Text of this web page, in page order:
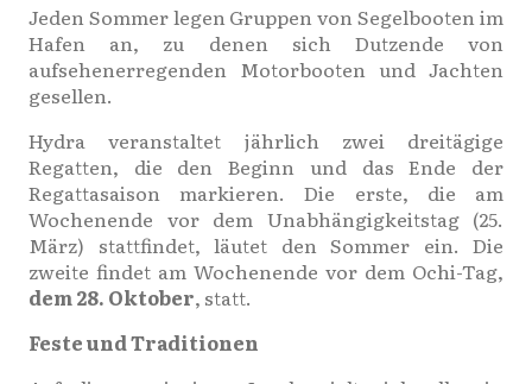
Jeden Sommer legen Gruppen von Segelbooten im
Hafen an, zu denen sich Dutzende von
aufsehenerregenden Motorbooten und Jachten
gesellen.
Hydra veranstaltet jährlich zwei dreitägige
Regatten, die den Beginn und das Ende der
Regattasaison markieren. Die erste, die am
Wochenende vor dem Unabhängigkeitstag (25.
März) stattfindet, läutet den Sommer ein. Die
zweite findet am Wochenende vor dem Ochi-Tag,
dem 28. Oktober, statt.
Feste und Traditionen